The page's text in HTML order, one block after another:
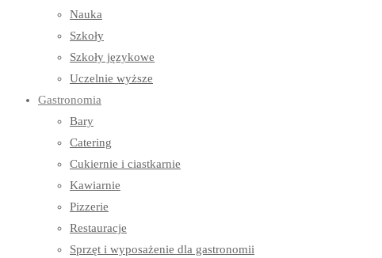
Nauka
Szkoły
Szkoły językowe
Uczelnie wyższe
Gastronomia
Bary
Catering
Cukiernie i ciastkarnie
Kawiarnie
Pizzerie
Restauracje
Sprzęt i wyposażenie dla gastronomii